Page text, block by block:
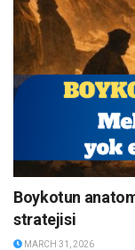
Boykotun
stratejisi
MARCH 31, 2026